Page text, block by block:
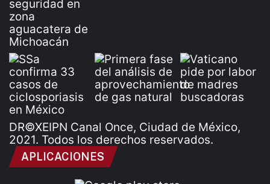
DR©XEIPN Canal Once, Ciudad de México,
2021. Todos los derechos reservados.
APLICACIONES